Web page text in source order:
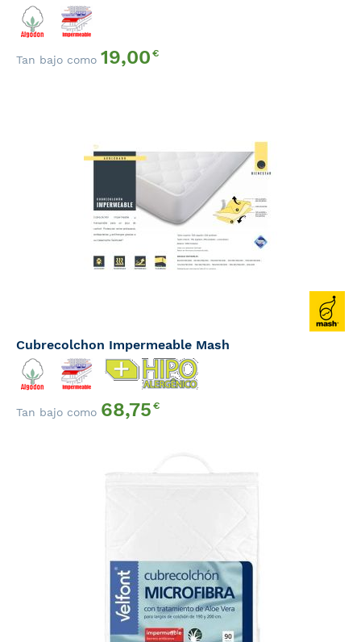
Tan bajo como 19,00€
Cubrecolchon Impermeable Mash
Tan bajo como 68,75€